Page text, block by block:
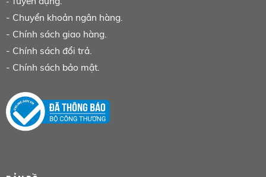
- Chuyển khoản ngân hàng.
- Chính sách giao hàng.
- Chính sách đổi trả.
- Chính sách bảo mật.